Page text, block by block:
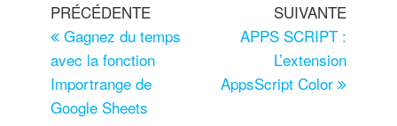
PRÉCÉDENTE
Gagnez du temps
avec la fonction
Importrange de
Google Sheets
SUIVANTE
APPS SCRIPT :
L’extension
AppsScript Color